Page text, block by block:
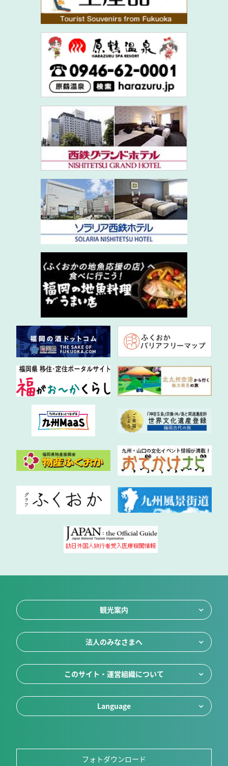
観光案内
法人のみなさまへ
このサイト・運営組織について
Language
フォトダウンロード